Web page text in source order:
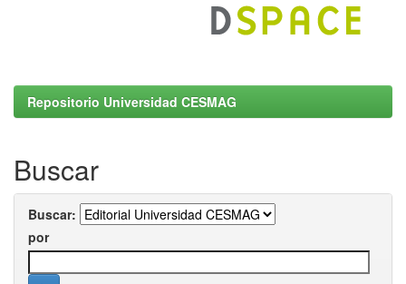
Repositorio Universidad CESMAG
Buscar
Buscar:
por